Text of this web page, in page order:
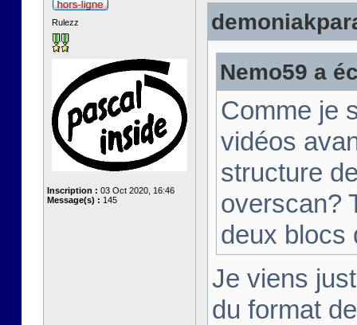
Rulezz
Inscription : 03 Oct 2020, 16:46
Message(s) : 145
Nemo59 a
Comme je
vidéos
structure
overscan?
deux
Je viens
du format